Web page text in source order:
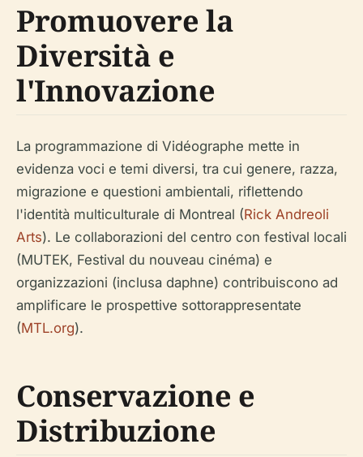
Promuovere la
Diversità e
l'Innovazione
La programmazione di Vidéographe mette in
evidenza voci e temi diversi, tra cui genere, razza,
migrazione e questioni ambientali, riflettendo
l'identità multiculturale di Montreal (Rick Andreoli
Arts). Le collaborazioni del centro con festival locali
(MUTEK, Festival du nouveau cinéma) e
organizzazioni (inclusa daphne) contribuiscono ad
amplificare le prospettive sottorappresentate
(MTL.org).
Conservazione e
Distribuzione